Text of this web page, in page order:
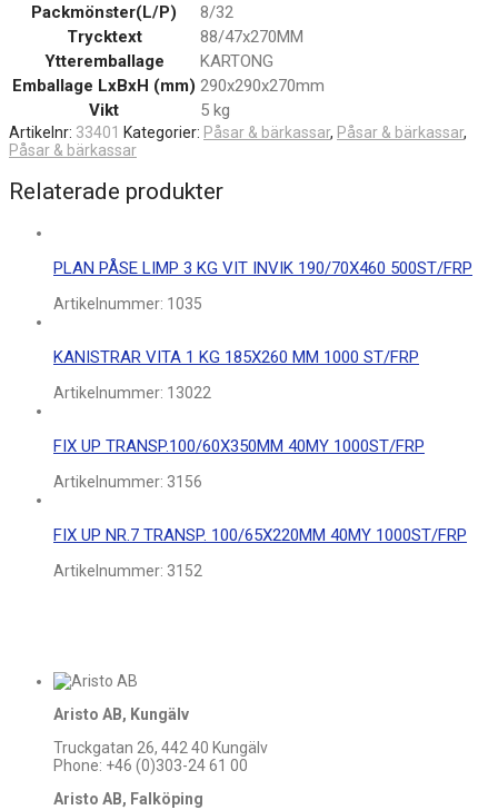
Packmönster(L/P)
8/32
Trycktext
88/47x270MM
Ytteremballage
KARTONG
Emballage LxBxH (mm) 290x290x270mm
Vikt
5 kg
Artikelnr: 33401 Kategorier: Påsar & bärkassar, Påsar & bärkassar,
Påsar & bärkassar
Relaterade produkter
PLAN PÅSE LIMP 3 KG VIT INVIK 190/70X460 500ST/FRP
Artikelnummer: 1035
KANISTRAR VITA 1 KG 185X260 MM 1000 ST/FRP
Artikelnummer: 13022
FIX UP TRANSP.100/60X350MM 40MY 1000ST/FRP
Artikelnummer: 3156
FIX UP NR.7 TRANSP. 100/65X220MM 40MY 1000ST/FRP
Artikelnummer: 3152
Aristo AB, Kungälv
Truckgatan 26, 442 40 Kungälv
Phone: +46 (0)303-24 61 00
Aristo AB, Falköping